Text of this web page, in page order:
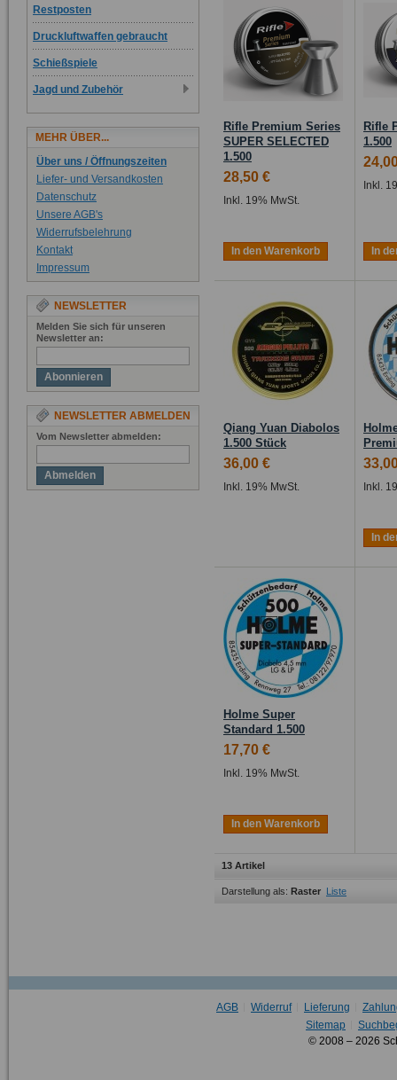
Rifle Premium Series
SUPER SELECTED
1.500
28,50 €
Inkl. 19% MwSt.
In den Warenkorb
Rifle
1.500
Inkl.
In
Qiang Yuan Diabolos
1.500 Stück
36,00 €
Inkl. 19% MwSt. Inkl.
In
Holme Super
Standard 1.500
17,70 €
Inkl. 19% MwSt.
In den Warenkorb
13 Artikel
Darstellung als: Raster Liste
Restposten
Druckluftwaffen gebraucht
Schießspiele
Jagd und Zubehör
MEHR ÜBER...
Über uns / Öffnungszeiten
Liefer- und Versandkosten
Datenschutz
Unsere AGB's
Widerrufsbelehrung
Kontakt
Impressum
NEWSLETTER
Melden Sie sich für unseren
Newsletter an:
Abonnieren
NEWSLETTER ABMELDEN
Vom Newsletter abmelden:
Abmelden
AGB Widerruf Lieferung
Sitemap
© 2008 – 2026